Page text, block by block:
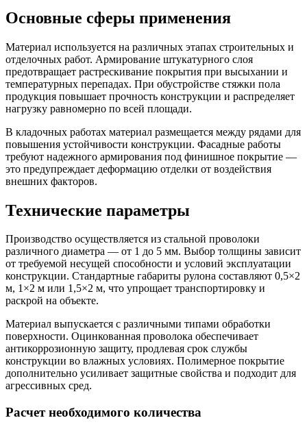
Основные сферы применения
Материал используется на различных этапах строительных и
отделочных работ. Армирование штукатурного слоя
предотвращает растрескивание покрытия при высыхании и
температурных перепадах. При обустройстве стяжки пола
продукция повышает прочность конструкции и распределяет
нагрузку равномерно по всей площади.
В кладочных работах материал размещается между рядами для
повышения устойчивости конструкции. Фасадные работы
требуют надежного армирования под финишное покрытие —
это предупреждает деформацию отделки от воздействия
внешних факторов.
Технические параметры
Производство осуществляется из стальной проволоки
различного диаметра — от 1 до 5 мм. Выбор толщины зависит
от требуемой несущей способности и условий эксплуатации
конструкции. Стандартные габариты рулона составляют 0,5×2
м, 1×2 м или 1,5×2 м, что упрощает транспортировку и
раскрой на объекте.
Материал выпускается с различными типами обработки
поверхности. Оцинкованная проволока обеспечивает
антикоррозионную защиту, продлевая срок службы
конструкции во влажных условиях. Полимерное покрытие
дополнительно усиливает защитные свойства и подходит для
агрессивных сред.
Расчет необходимого количества